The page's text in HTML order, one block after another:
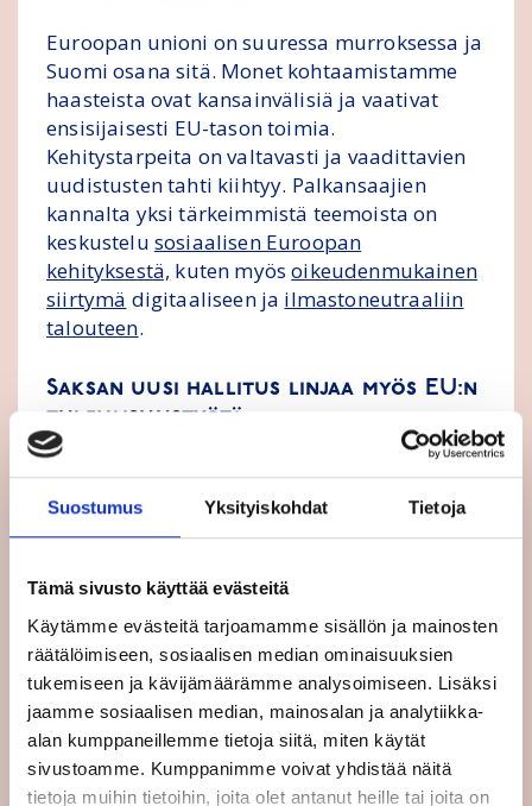
Suostumus Yksityiskohdat Tietoja
Tämä sivusto käyttää evästeitä
Käytämme evästeitä tarjoamamme sisällön ja mainosten
räätälöimiseen, sosiaalisen median ominaisuuksien
tukemiseen ja kävijämäärämme analysoimiseen. Lisäksi
jaamme sosiaalisen median, mainosalan ja analytiikka-
alan kumppaneillemme tietoja siitä, miten käytät
sivustoamme. Kumppanimme voivat yhdistää näitä
tietoja muihin tietoihin, joita olet antanut heille tai joita on
Euroopan unioni on suuressa murroksessa ja
Suomi osana sitä. Monet kohtaamistamme
haasteista ovat kansainvälisiä ja vaativat
ensisijaisesti EU-tason toimia.
Kehitystarpeita on valtavasti ja vaadittavien
uudistusten tahti kiihtyy. Palkansaajien
kannalta yksi tärkeimmistä teemoista on
keskustelu sosiaalisen Euroopan
kehityksestä, kuten myösoikeudenmukainen
siirtymä digitaaliseen ja ilmastoneutraaliin
talouteen.
Saksan uusi hallitus linjaa myös EU:n
tulevaisuustyötä
Digitalisaatio ja ilmastonmuutos ovat eniten
keskustelua herättäneiden aiheiden joukossa
myös verkkoalustalla, kansalaispaneeleissa
hallitus linjasi hiljattain ohjelmassaan, että
tulevaisuuskonferenssin tulisi johtaa
perussopimusten muutoksiin ja
liittovaltiokehitykseen. Tavoite on erittäin
kunnianhimoinen, eikä suinkaan ristiriidaton.
Hankalan tavoitteesta tekee se, että EU:n
mahdollisuus suunnata kehitystä pohjautuu